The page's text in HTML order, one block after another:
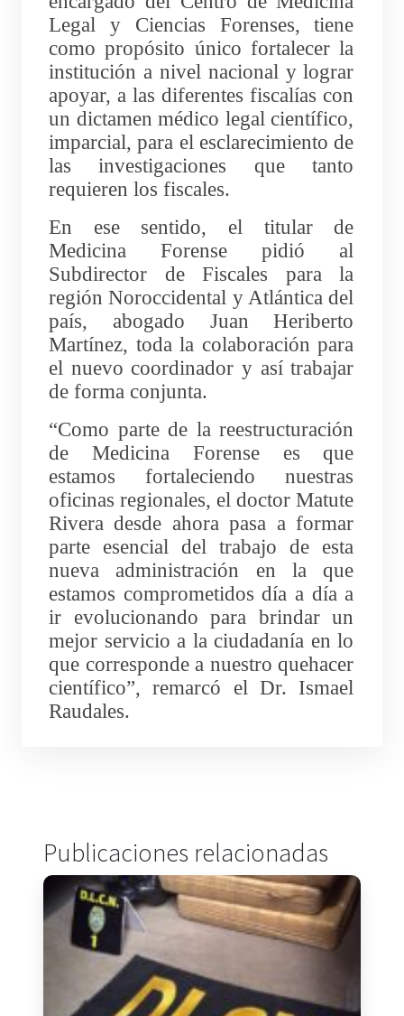
Legal y Ciencias Forenses, tiene
como propósito único fortalecer la
institución a nivel nacional y lograr
apoyar, a las diferentes fiscalías con
un dictamen médico legal científico,
imparcial, para el esclarecimiento de
las investigaciones que tanto
requieren los fiscales.
En ese sentido, el titular de
Medicina Forense pidió al
Subdirector de Fiscales para la
región Noroccidental y Atlántica del
país, abogado Juan Heriberto
Martínez, toda la colaboración para
el nuevo coordinador y así trabajar
de forma conjunta.
“Como parte de la reestructuración
de Medicina Forense es que
estamos fortaleciendo nuestras
oficinas regionales, el doctor Matute
Rivera desde ahora pasa a formar
parte esencial del trabajo de esta
nueva administración en la que
estamos comprometidos día a día a
ir evolucionando para brindar un
mejor servicio a la ciudadanía en lo
que corresponde a nuestro quehacer
científico”, remarcó el Dr. Ismael
Raudales.
Publicaciones relacionadas